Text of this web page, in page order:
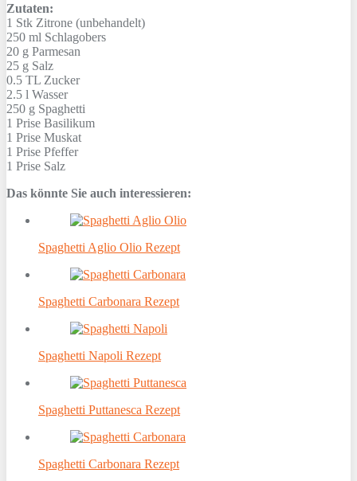
Zutaten:
1 Stk Zitrone (unbehandelt)
250 ml Schlagobers
20 g Parmesan
25 g Salz
0.5 TL Zucker
2.5 l Wasser
250 g Spaghetti
1 Prise Basilikum
1 Prise Muskat
1 Prise Pfeffer
1 Prise Salz
Das könnte Sie auch interessieren:
Spaghetti Aglio Olio Rezept
Spaghetti Carbonara Rezept
Spaghetti Napoli Rezept
Spaghetti Puttanesca Rezept
Spaghetti Carbonara Rezept